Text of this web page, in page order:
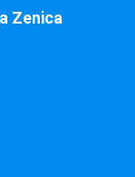
Zenica